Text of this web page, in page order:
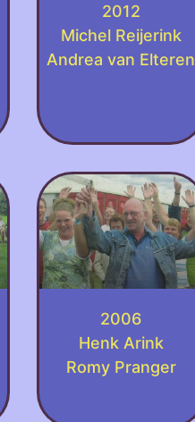
2012
Michel Reijerink
Andrea van Elteren
2006
Henk Arink
Romy Pranger